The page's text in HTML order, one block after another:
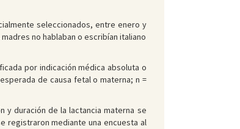
seleccionados, entre enero y
no hablaban o escribían italiano
por indicación médica absoluta o
de causa fetal o materna; n =
y duración de la lactancia materna se
registraron mediante una encuesta al